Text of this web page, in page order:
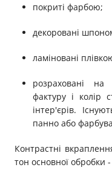
покриті фарбою;
декоровані
ламіновані
розраховані
фактуру і колір
інтер'єрів.
панно або
Контрастні
тон основної обробки